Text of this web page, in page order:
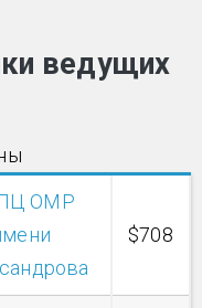
ведущих
ОМР
$708